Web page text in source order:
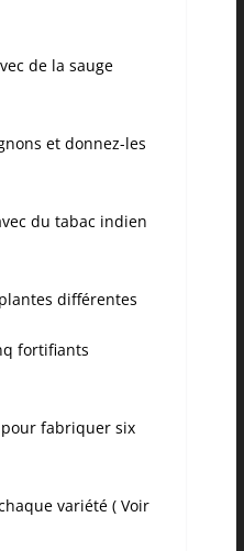
de la sauge
et donnez-les
du tabac indien
différentes
fortifiants
fabriquer six
variété ( Voir